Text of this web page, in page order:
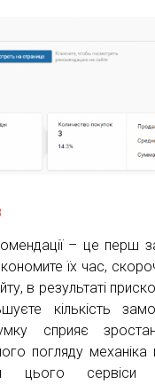
– це перш
їх час,
в результаті
кількість
сприяє
погляду
цього сервіси